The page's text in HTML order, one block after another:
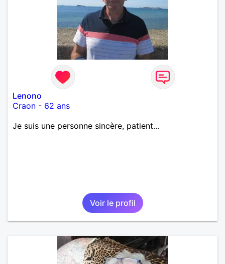
Lenono
Craon - 62 ans
Je suis une personne sincère, patient...
Voir le profil